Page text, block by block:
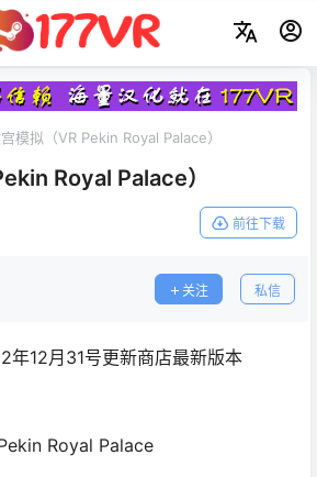
模拟（VR Pekin Royal Palace）
Royal Palace）
前往下载
关注 私信
年12月31号更新商店最新版本
Royal Palace